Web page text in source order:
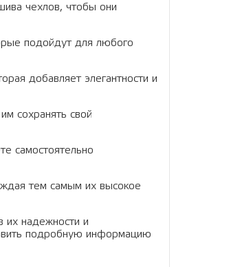
чехлов, чтобы они
подойдут для любого
добавляет элегантности и
сохранять свой
самостоятельно
тем самым их высокое
их надежности и
подробную информацию